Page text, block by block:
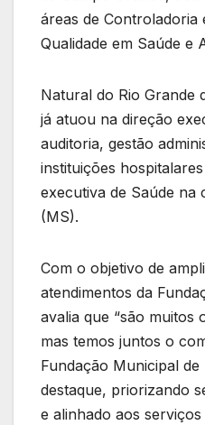
áreas de Controladoria
Qualidade em Saúde e
Natural do Rio Grande
já atuou na direção
auditoria, gestão
instituições
executiva de Saúde na
(MS).
Com o objetivo de
atendimentos da
avalia que “são muitos
mas temos juntos o
Fundação Municipal
destaque, priorizando
e alinhado aos